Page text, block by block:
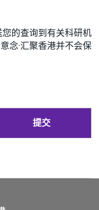
的查询到有关科研机
念·汇聚香港并不会保
提交